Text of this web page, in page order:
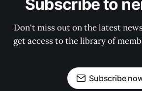
Subscribe to
Don't miss out on the latest
get access to the library of
Subscribe